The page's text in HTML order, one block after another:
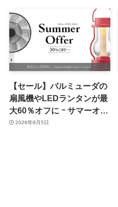
【セール】バルミューダの
扇風機やLEDランタンが最
大60％オフに ｰ サマーオフ
ァーのセール開催中
2026年8月5日